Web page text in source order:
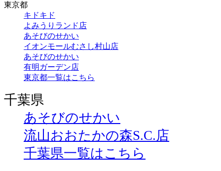
東京都
キドキド
よみうりランド店
あそびのせかい
イオンモールむさし村山店
あそびのせかい
有明ガーデン店
東京都一覧はこちら
千葉県
あそびのせかい
流山おおたかの森S.C.店
千葉県一覧はこちら